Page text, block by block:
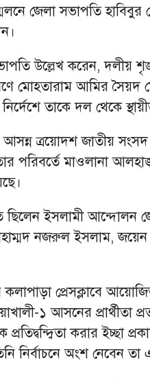
জেলা সভাপতি হাবিবুর
উল্লেখ করেন, দলীয়
মোহতারাম আমির
তাকে দল থেকে
আসন্ন ত্রয়োদশ জাতীয়
পরিবর্তে মাওলানা
ছিলেন ইসলামী আন্দোলন
নজরুল ইসলাম,
কলাপাড়া প্রেসক্লাবে
১ আসনের প্রার্থীতা
করার ইচ্ছা
নির্বাচনে অংশ নেবেন তা